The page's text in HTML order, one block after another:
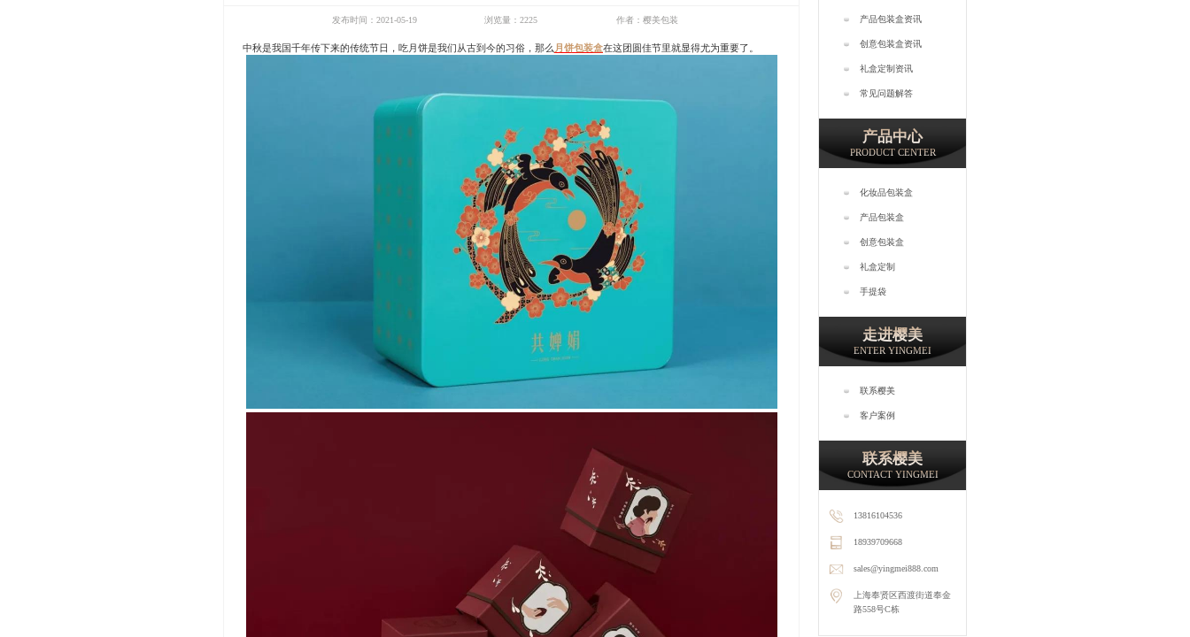
产品包装盒资讯
创意包装盒资讯
礼盒定制资讯
常见问题解答
产品中心
PRODUCT CENTER
化妆品包装盒
产品包装盒
创意包装盒
礼盒定制
手提袋
走进樱美
ENTER YINGMEI
联系樱美
客户案例
联系樱美
CONTACT YINGMEI
13816104536
18939709668
sales@yingmei888.com
上海奉贤区西渡街道奉金
路558号C栋
发布时间：2021-05-19 浏览量：2225 作者：樱美包装
中秋是我国千年传下来的传统节日，吃月饼是我们从古到今的习俗，那么 月饼包装盒在这团圆佳节里就显得尤为重要了。